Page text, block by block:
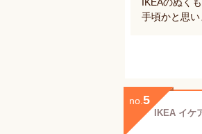
手頃かと思い
no. 5